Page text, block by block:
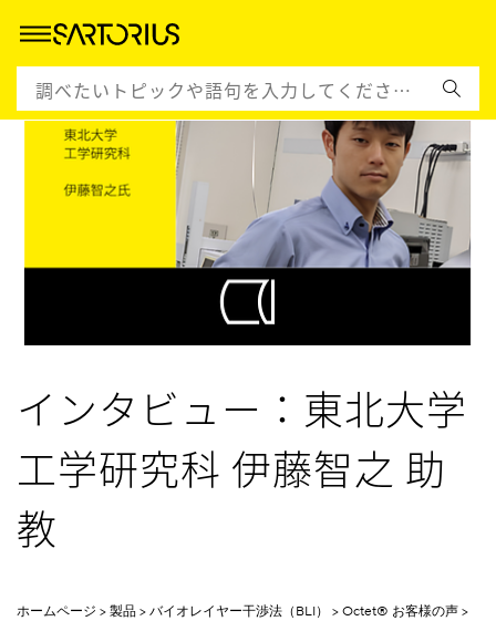
インタビュー：東北大学
工学研究科 伊藤智之 助
教
ホームページ 製品 バイオレイヤー干渉法（BLI） Octet® お客様の声